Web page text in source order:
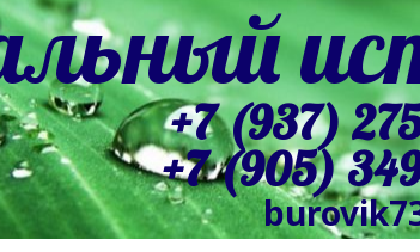
+7 (937)
+7 (905)